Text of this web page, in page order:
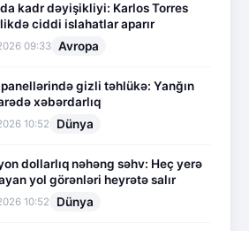
kadr dəyişikliyi: Karlos Torres
ciddi islahatlar aparır
09:33 Avropa
panellərində gizli təhlükə: Yanğın
xəbərdarlıq
10:52 Dünya
dollarlıq nəhəng səhv: Heç yerə
yol görənləri heyrətə salır
10:52 Dünya